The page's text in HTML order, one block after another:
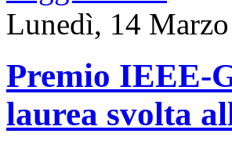
Lunedì, 14
Premio IEEE-
laurea svolta